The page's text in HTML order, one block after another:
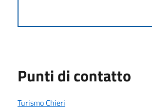
Punti di contatto
Turismo Chieri